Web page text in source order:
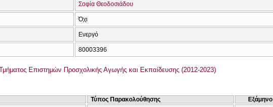
Σοφία Θεοδοσιάδου
Όχι
Ενεργό
80003396
Επιστημών Προσχολικής Αγωγής και Εκπαίδευσης (2012-2023)
Τύπος Παρακολούθησης Εξάμηνο